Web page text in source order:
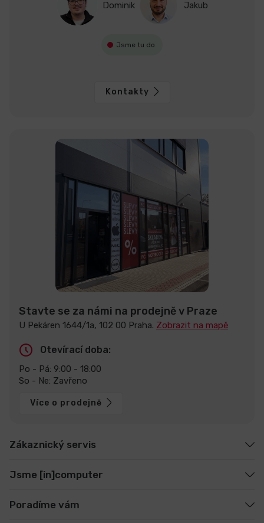
Dominik Jakub
Jsme tu do
Kontakty
Stavte se za námi na prodejně v Praze
U Pekáren 1644/1a, 102 00 Praha. Zobrazit na mapě
Otevírací doba:
Po - Pá: 9:00 - 18:00
So - Ne: Zavřeno
Více o prodejně
Zákaznický servis
Jsme [in]computer
Poradíme vám